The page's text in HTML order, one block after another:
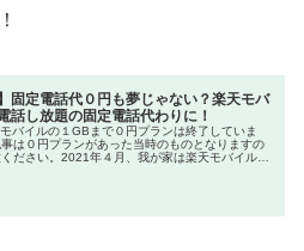
】固定電話代０円も夢じゃない？楽天モバ
話し放題の固定電話代わりに！
バイルの１GBまで０円プランは終了していま
は０円プランがあった当時のものとなりますの
ださい。2021年４月、我が家は楽天モバイル